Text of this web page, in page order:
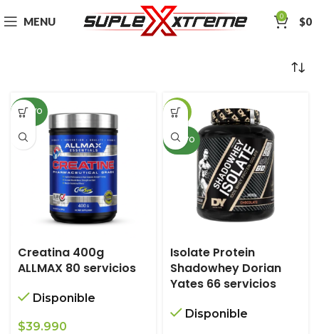
MENU 0 $0
NUEVO
Creatina 400g
ALLMAX 80 servicios
Disponible
$39.990
-18%
NUEVO
Isolate Protein
Shadowhey Dorian
Yates 66 servicios
Disponible